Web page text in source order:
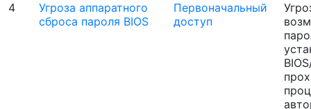
4
Угроза аппаратного
сброса пароля BIOS
Первоначальный
доступ